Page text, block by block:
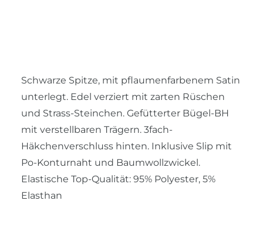
Schwarze Spitze, mit pflaumenfarbenem Satin
unterlegt. Edel verziert mit zarten Rüschen
und Strass-Steinchen. Gefütterter Bügel-BH
mit verstellbaren Trägern. 3fach-
Häkchenverschluss hinten. Inklusive Slip mit
Po-Konturnaht und Baumwollzwickel.
Elastische Top-Qualität: 95% Polyester, 5%
Elasthan